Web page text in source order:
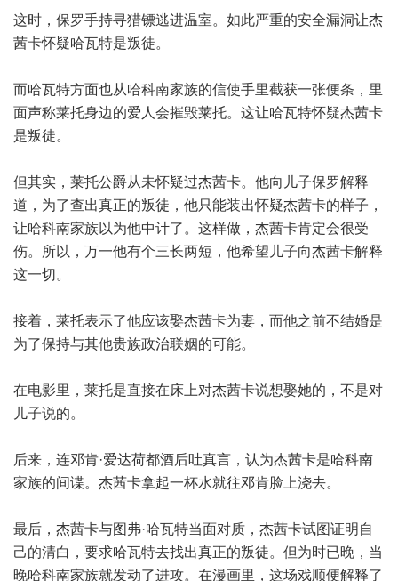
这时，保罗手持寻猎镖逃进温室。如此严重的安全漏洞让杰
茜卡怀疑哈瓦特是叛徒。
而哈瓦特方面也从哈科南家族的信使手里截获一张便条，里
面声称莱托身边的爱人会摧毁莱托。这让哈瓦特怀疑杰茜卡
是叛徒。
但其实，莱托公爵从未怀疑过杰茜卡。他向儿子保罗解释
道，为了查出真正的叛徒，他只能装出怀疑杰茜卡的样子，
让哈科南家族以为他中计了。这样做，杰茜卡肯定会很受
伤。所以，万一他有个三长两短，他希望儿子向杰茜卡解释
这一切。
接着，莱托表示了他应该娶杰茜卡为妻，而他之前不结婚是
为了保持与其他贵族政治联姻的可能。
在电影里，莱托是直接在床上对杰茜卡说想娶她的，不是对
儿子说的。
后来，连邓肯·爱达荷都酒后吐真言，认为杰茜卡是哈科南
家族的间谍。杰茜卡拿起一杯水就往邓肯脸上浇去。
最后，杰茜卡与图弗·哈瓦特当面对质，杰茜卡试图证明自
己的清白，要求哈瓦特去找出真正的叛徒。但为时已晚，当
晚哈科南家族就发动了进攻。在漫画里，这场戏顺便解释了